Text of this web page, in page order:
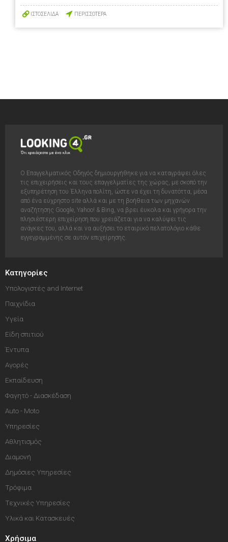
ΙΣΤΟΣΕΛΙΔΑ ΠΕΡΙΣΣΟΤΕΡΑ
Ο Επαγγελματικός Οδηγός δημιουργήθηκε για να καταγράψει όλες
τις επιχειρήσεις και τους επαγγελματίες της χώρας, με σκοπό την
εξυπηρέτηση του Έλληνα πολίτη, ώστε να έχει τη δυνατόττα, μέσα
από ένα εύχρηστο site αλλά και με τη βοήθεια των μηχανών
αναζήτησης Google, Yahoo! & Bing, να βρει έυκολα και γρήγορα την
πλησιέστερη επιχείρηση που χρειάζεται για να καλύψει τις
ανάγκες του, αλλά και να αυξήσει το εταιρικό πελατολόγιο κάθε
εγγεγραμμένης σε αυτόν επιχείρησης.
Κατηγορίες
Υπολογιστές and Internet
Παιχνίδια
Υγεία
Είδη σπιτιού
Έντυπα
Αγορές
Εκπαίδευση
Φαγητό - Διασκέδαση
Auto - Moto
Υπηρεσίες
Αθλητισμός
Διαμονή
Δημόσιες Υπηρεσίες
Τρόφιμα
Τεχνικές Υπηρεσίες
Υλικά και Κατασκευές
Χρήσιμα